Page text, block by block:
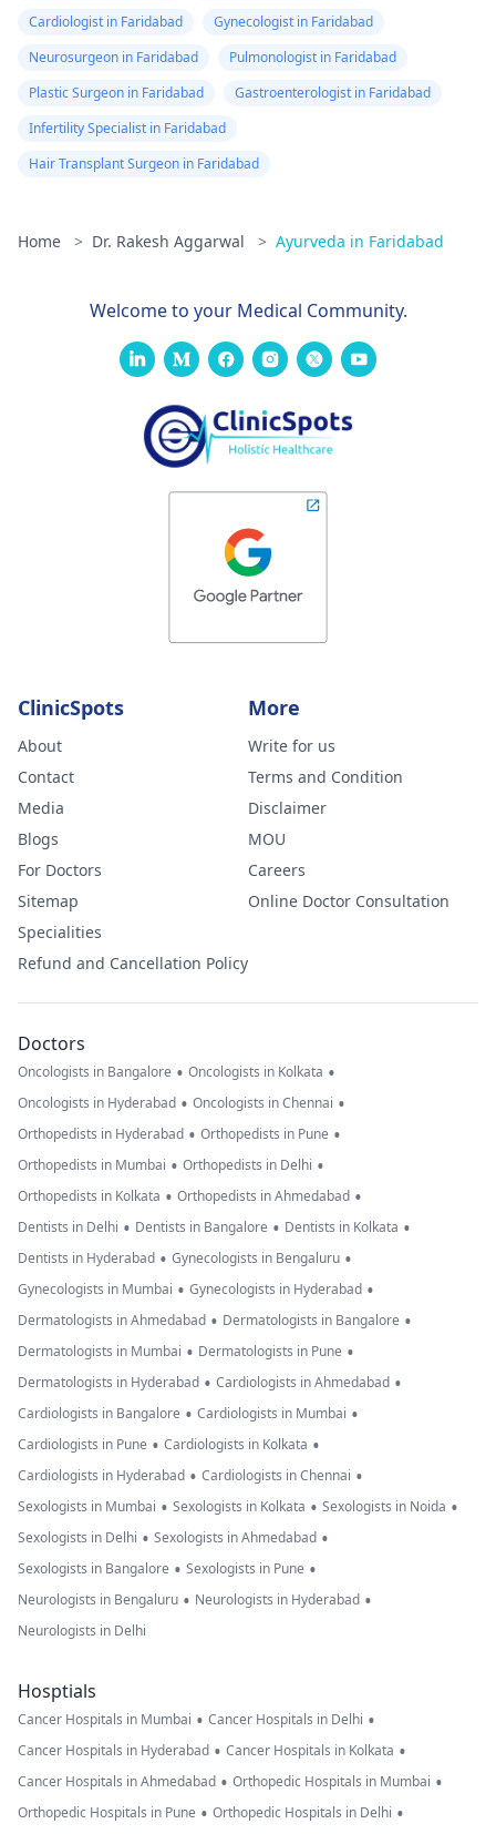
Cardiologist in Faridabad
Gynecologist in Faridabad
Neurosurgeon in Faridabad
Pulmonologist in Faridabad
Plastic Surgeon in Faridabad
Gastroenterologist in Faridabad
Infertility Specialist in Faridabad
Hair Transplant Surgeon in Faridabad
Home > Dr. Rakesh Aggarwal > Ayurveda in Faridabad
Welcome to your Medical Community.
ClinicSpots
About
Contact
Media
Blogs
For Doctors
Sitemap
Specialities
Refund and Cancellation Policy
More
Write for us
Terms and Condition
Disclaimer
MOU
Careers
Online Doctor Consultation
Doctors
Oncologists in Bangalore • Oncologists in Kolkata •
Oncologists in Hyderabad • Oncologists in Chennai •
Orthopedists in Hyderabad • Orthopedists in Pune •
Orthopedists in Mumbai • Orthopedists in Delhi •
Orthopedists in Kolkata • Orthopedists in Ahmedabad •
Dentists in Delhi • Dentists in Bangalore • Dentists in Kolkata •
Dentists in Hyderabad • Gynecologists in Bengaluru •
Gynecologists in Mumbai • Gynecologists in Hyderabad •
Dermatologists in Ahmedabad • Dermatologists in Bangalore •
Dermatologists in Mumbai • Dermatologists in Pune •
Dermatologists in Hyderabad • Cardiologists in Ahmedabad •
Cardiologists in Bangalore • Cardiologists in Mumbai •
Cardiologists in Pune • Cardiologists in Kolkata •
Cardiologists in Hyderabad • Cardiologists in Chennai •
Sexologists in Mumbai • Sexologists in Kolkata • Sexologists in Noida •
Sexologists in Delhi • Sexologists in Ahmedabad •
Sexologists in Bangalore • Sexologists in Pune •
Neurologists in Bengaluru • Neurologists in Hyderabad •
Neurologists in Delhi
Hosptials
Cancer Hospitals in Mumbai • Cancer Hospitals in Delhi •
Cancer Hospitals in Hyderabad • Cancer Hospitals in Kolkata •
Cancer Hospitals in Ahmedabad • Orthopedic Hospitals in Mumbai •
Orthopedic Hospitals in Pune • Orthopedic Hospitals in Delhi •